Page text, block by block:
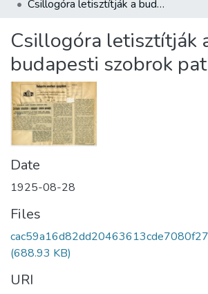
About us
Csillogóra letisztítják a budapesti szobrok patináját
Csillogóra letisztítják
budapesti szobrok
Date
1925-08-28
Files
(688.93 KB)
URI